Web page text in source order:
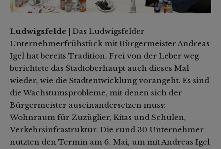
Ludwigsfelde |
Das Ludwigsfelder
Unternehmerfrühstück mit Bürgermeister Andreas
Igel hat bereits Tradition. Frei von der Leber weg
berichtete das Stadtoberhaupt auch dieses Mal
wieder, wie die Stadtentwicklung vorangeht. Es sind
die Wachstumsprobleme, mit denen sich der
Bürgermeister auseinandersetzen muss:
Wohnraum für Zuzüglier, Kitas und Schulen,
Verkehrsinfrastruktur. Die rund 30 Unternehmer
nutzten den Termin am 6. Mai, um mit Andreas Igel